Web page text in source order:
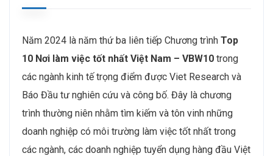
Năm 2024 là năm thứ ba liên tiếp Chương trình Top
10 Nơi làm việc tốt nhất Việt Nam – VBW10 trong
các ngành kinh tế trọng điểm được Viet Research và
Báo Đầu tư nghiên cứu và công bố. Đây là chương
trình thường niên nhằm tìm kiếm và tôn vinh những
doanh nghiệp có môi trường làm việc tốt nhất trong
các ngành, các doanh nghiệp tuyển dụng hàng đầu Việt